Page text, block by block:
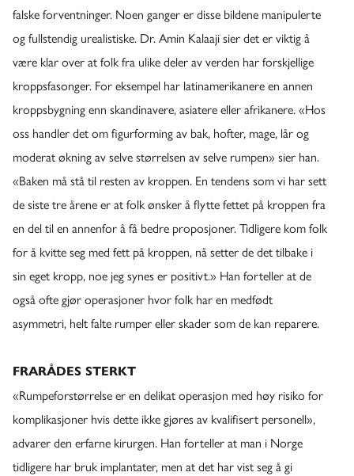
falske forventninger. Noen ganger er disse bildene manipulerte
og fullstendig urealistiske. Dr. Amin Kalaaji sier det er viktig å
være klar over at folk fra ulike deler av verden har forskjellige
kroppsfasonger. For eksempel har latinamerikanere en annen
kroppsbygning enn skandinavere, asiatere eller afrikanere. «Hos
oss handler det om figurforming av bak, hofter, mage, lår og
moderat økning av selve størrelsen av selve rumpen» sier han.
«Baken må stå til resten av kroppen. En tendens som vi har sett
de siste tre årene er at folk ønsker å flytte fettet på kroppen fra
en del til en annenfor å få bedre proposjoner. Tidligere kom folk
for å kvitte seg med fett på kroppen, nå setter de det tilbake i
sin eget kropp, noe jeg synes er positivt.» Han forteller at de
også ofte gjør operasjoner hvor folk har en medfødt
asymmetri, helt falte rumper eller skader som de kan reparere.
FRARÅDES STERKT
«Rumpeforstørrelse er en delikat operasjon med høy risiko for
komplikasjoner hvis dette ikke gjøres av kvalifisert personell»,
advarer den erfarne kirurgen. Han forteller at man i Norge
tidligere har bruk implantater, men at det har vist seg å gi